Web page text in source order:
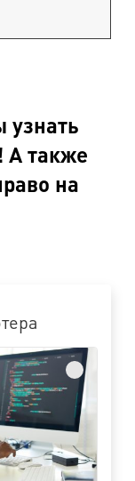
узнать
А также
на